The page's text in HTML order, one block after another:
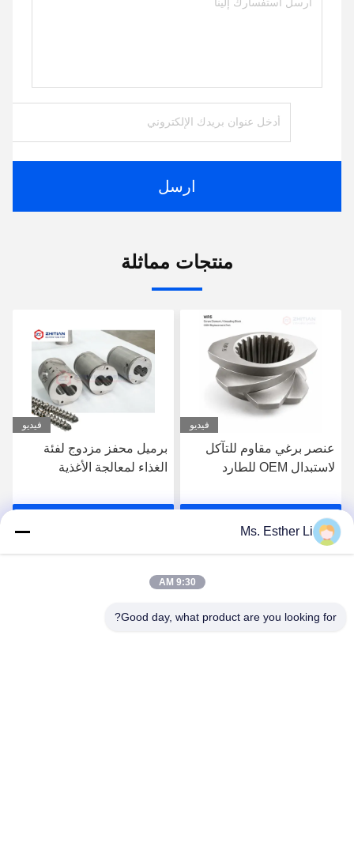
ارسل
منتجات مماثلة
فيديو
عنصر برغي مقاوم للتآكل
لاستبدال OEM للطارد
احصل على افضل سعر
فيديو
برميل محفز مزدوج لفئة
الغذاء لمعالجة الأغذية
معدلة بدقة
Ms. Esther Li
9:30 AM
Good day, what product are you looking for?